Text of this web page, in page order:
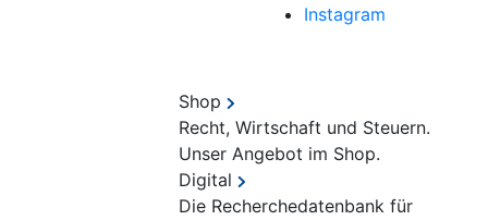
Instagram
Shop
Recht, Wirtschaft und Steuern.
Unser Angebot im Shop.
Digital
Die Recherchedatenbank für